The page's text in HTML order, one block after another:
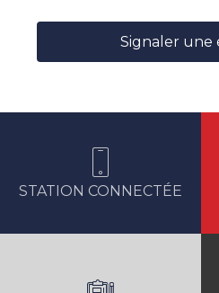
Signaler une
STATION CONNECTÉE